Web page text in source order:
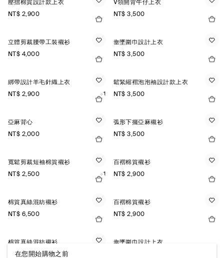
壓摺棉質設計款上衣
NT$ 2,900
V領開背牛仔上衣
NT$ 3,500
立體剪裁腰帶工裝襯衫
NT$ 4,000
垂墜圍巾設計上衣
NT$ 3,500
綁帶設計羊毛針織上衣
NT$ 2,900
+1
鬆緊縮褶泡泡袖設計款上衣
NT$ 3,500
亞麻背心
NT$ 2,000
弧形下擺亞麻襯衫
NT$ 3,500
寬鬆剪裁短袖棉質襯衫
NT$ 2,500
+1
百褶棉質襯衫
NT$ 2,900
棉質真絲混紡襯衫
NT$ 6,500
百褶棉質襯衫
NT$ 2,900
棉質真絲混紡襯衫
NT$ 6,500
垂墜圍巾設計上衣
在您開始購物之前